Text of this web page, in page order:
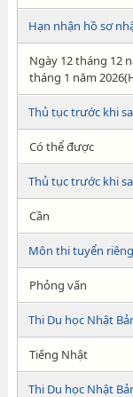
Hạn nhận hồ sơ
Ngày 12 tháng 12
tháng 1 năm
Thủ tục trước khi
Có thể được
Thủ tục trước khi
Cần
Môn thi tuyển
Phỏng vấn
Thi Du học Nhật
Tiếng Nhật
Thi Du học Nhật